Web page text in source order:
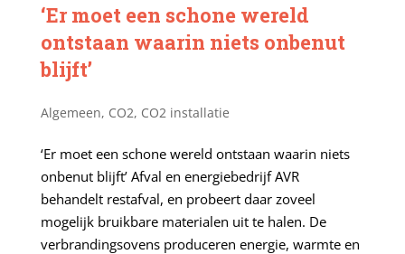
‘Er moet een schone wereld
ontstaan waarin niets onbenut
blijft’
Algemeen, CO2, CO2 installatie
‘Er moet een schone wereld ontstaan waarin niets
onbenut blijft’ Afval en energiebedrijf AVR
behandelt restafval, en probeert daar zoveel
mogelijk bruikbare materialen uit te halen. De
verbrandingsovens produceren energie, warmte en